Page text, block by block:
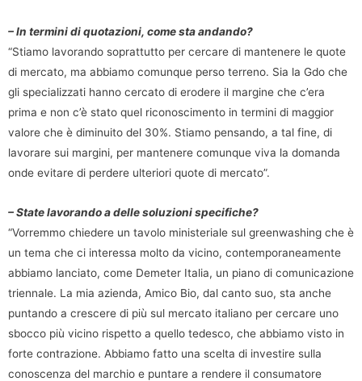
– In termini di quotazioni, come sta andando?
“Stiamo lavorando soprattutto per cercare di mantenere le quote
di mercato, ma abbiamo comunque perso terreno. Sia la Gdo che
gli specializzati hanno cercato di erodere il margine che c’era
prima e non c’è stato quel riconoscimento in termini di maggior
valore che è diminuito del 30%. Stiamo pensando, a tal fine, di
lavorare sui margini, per mantenere comunque viva la domanda
onde evitare di perdere ulteriori quote di mercato”.
– State lavorando a delle soluzioni specifiche?
“Vorremmo chiedere un tavolo ministeriale sul greenwashing che è
un tema che ci interessa molto da vicino, contemporaneamente
abbiamo lanciato, come Demeter Italia, un piano di comunicazione
triennale. La mia azienda, Amico Bio, dal canto suo, sta anche
puntando a crescere di più sul mercato italiano per cercare uno
sbocco più vicino rispetto a quello tedesco, che abbiamo visto in
forte contrazione. Abbiamo fatto una scelta di investire sulla
conoscenza del marchio e puntare a rendere il consumatore